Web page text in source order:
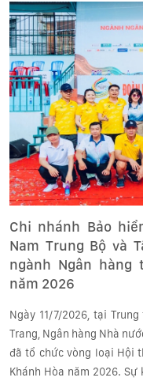
Chi nhánh Bảo
Nam Trung Bộ và
ngành Ngân
năm 2026
Ngày 11/7/2026, tại
Trang, Ngân hàng Nhà
đã tổ chức vòng loại Hội
Khánh Hòa năm 2026.